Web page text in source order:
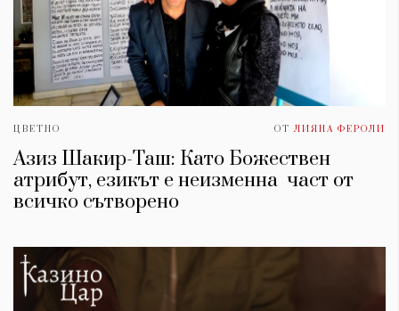
ЦВЕТНО ОТ ЛИЯНА ФЕРОЛИ
Азиз Шакир-Таш: Като Божествен
атрибут, езикът е неизменна част от
всичко сътворено